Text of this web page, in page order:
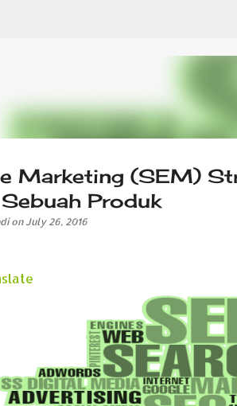
Marketing (SEM)
Produk
onJuly 26, 2016